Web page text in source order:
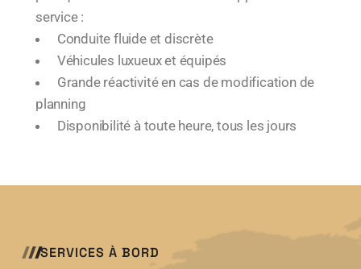
service :
Conduite fluide et discrète
Véhicules luxueux et équipés
Grande réactivité en cas de modification de
planning
Disponibilité à toute heure, tous les jours
SERVICES À BORD